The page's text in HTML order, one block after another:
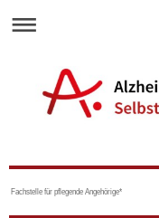
Fachstelle für pflegende Angehörige*